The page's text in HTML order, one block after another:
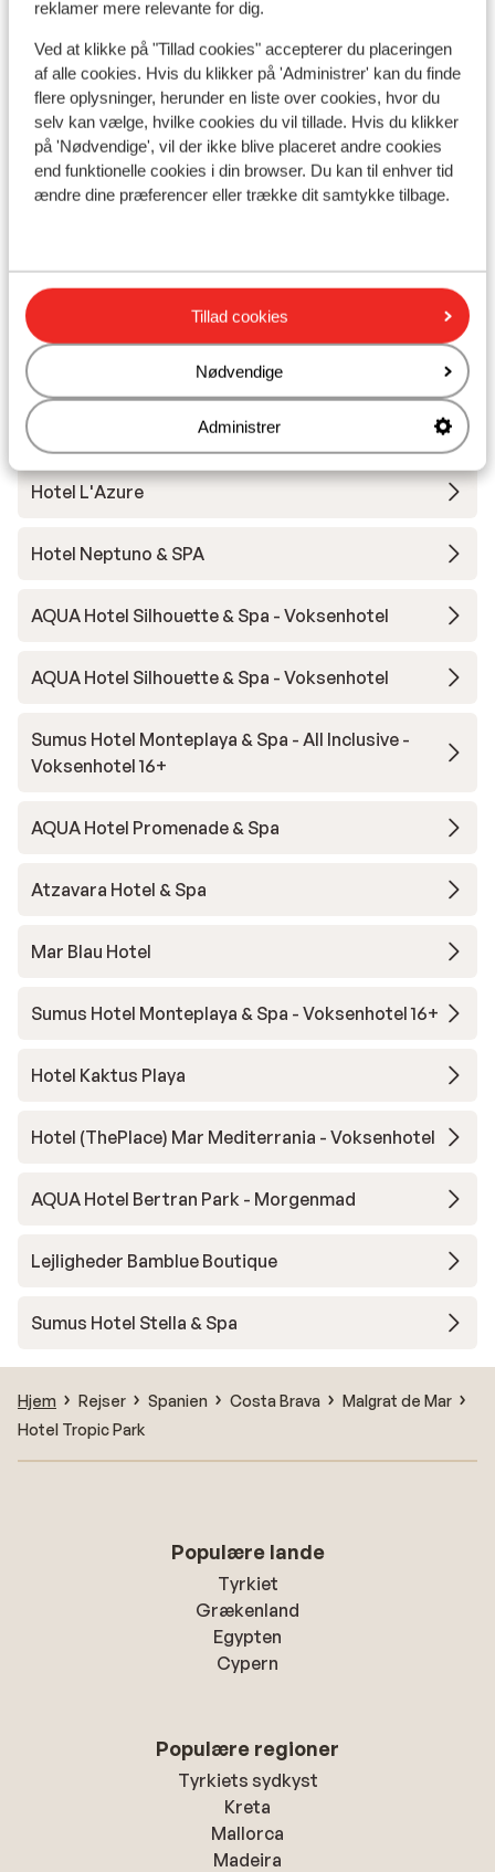
reklamer mere relevante for dig.
Ved at klikke på "Tillad cookies" accepterer du placeringen
af alle cookies. Hvis du klikker på 'Administrer' kan du finde
flere oplysninger, herunder en liste over cookies, hvor du
selv kan vælge, hvilke cookies du vil tillade. Hvis du klikker
på 'Nødvendige', vil der ikke blive placeret andre cookies
end funktionelle cookies i din browser. Du kan til enhver tid
ændre dine præferencer eller trække dit samtykke tilbage.
Tillad cookies
Nødvendige
Administrer
Se på kort
I området
Afstand til stranden ca. 100 meter (sandstrand)
Afstand til centrum: ca. 800 meter
Nærmeste restaurant ca. 100 meter
Andre overnatningssteder i Costa
Brava
Hotel Melia Lloret de Mar
Hotel L'Azure
Hotel Neptuno & SPA
AQUA Hotel Silhouette & Spa - Voksenhotel
AQUA Hotel Silhouette & Spa - Voksenhotel
Sumus Hotel Monteplaya & Spa - All Inclusive -
Voksenhotel 16+
AQUA Hotel Promenade & Spa
Atzavara Hotel & Spa
Mar Blau Hotel
Sumus Hotel Monteplaya & Spa - Voksenhotel 16+
Hotel Kaktus Playa
Hotel (ThePlace) Mar Mediterrania - Voksenhotel
AQUA Hotel Bertran Park - Morgenmad
Lejligheder Bamblue Boutique
Sumus Hotel Stella & Spa
Hjem Rejser Spanien Costa Brava
Malgrat de Mar
Hotel Tropic Park
Populære lande
Tyrkiet
Grækenland
Egypten
Cypern
Populære regioner
Tyrkiets sydkyst
Kreta
Mallorca
Madeira